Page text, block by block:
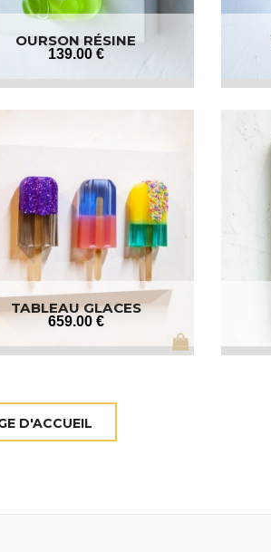
OURSON RÉSINE
139.00 €
TABLEAU GLACES
659.00 €